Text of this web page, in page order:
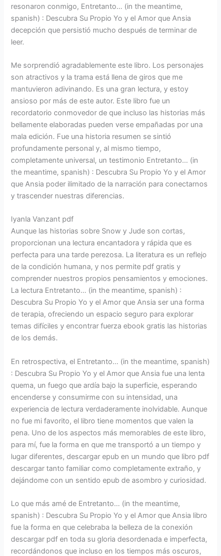
resonaron conmigo, Entretanto… (in the meantime,
spanish) : Descubra Su Propio Yo y el Amor que Ansia
decepción que persistió mucho después de terminar de
leer.
Me sorprendió agradablemente este libro. Los personajes
son atractivos y la trama está llena de giros que me
mantuvieron adivinando. Es una gran lectura, y estoy
ansioso por más de este autor. Este libro fue un
recordatorio conmovedor de que incluso las historias más
bellamente elaboradas pueden verse empañadas por una
mala edición. Fue una historia resumen se sintió
profundamente personal y, al mismo tiempo,
completamente universal, un testimonio Entretanto… (in
the meantime, spanish) : Descubra Su Propio Yo y el Amor
que Ansia poder ilimitado de la narración para conectarnos
y trascender nuestras diferencias.
Iyanla Vanzant pdf
Aunque las historias sobre Snow y Jude son cortas,
proporcionan una lectura encantadora y rápida que es
perfecta para una tarde perezosa. La literatura es un reflejo
de la condición humana, y nos permite pdf gratis y
comprender nuestros propios pensamientos y emociones.
La lectura Entretanto… (in the meantime, spanish) :
Descubra Su Propio Yo y el Amor que Ansia ser una forma
de terapia, ofreciendo un espacio seguro para explorar
temas difíciles y encontrar fuerza ebook gratis las historias
de los demás.
En retrospectiva, el Entretanto… (in the meantime, spanish)
: Descubra Su Propio Yo y el Amor que Ansia fue una lenta
quema, un fuego que ardía bajo la superficie, esperando
encenderse y consumirme con su intensidad, una
experiencia de lectura verdaderamente inolvidable. Aunque
no fue mi favorito, el libro tiene momentos que valen la
pena. Uno de los aspectos más memorables de este libro,
para mí, fue la forma en que me transportó a un tiempo y
lugar diferentes, descargar epub en un mundo que libro pdf
descargar tanto familiar como completamente extraño, y
dejándome con un sentido epub de asombro y curiosidad.
Lo que más amé de Entretanto… (in the meantime,
spanish) : Descubra Su Propio Yo y el Amor que Ansia libro
fue la forma en que celebraba la belleza de la conexión
descargar pdf en toda su gloria desordenada e imperfecta,
recordándonos que incluso en los tiempos más oscuros,